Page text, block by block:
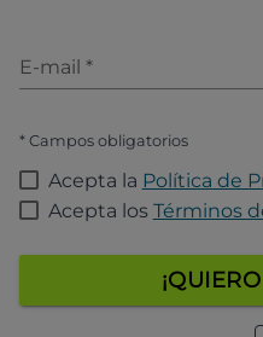
E-mail *
* Campos obligatorios
Acepta la Política de
Acepta los Términos